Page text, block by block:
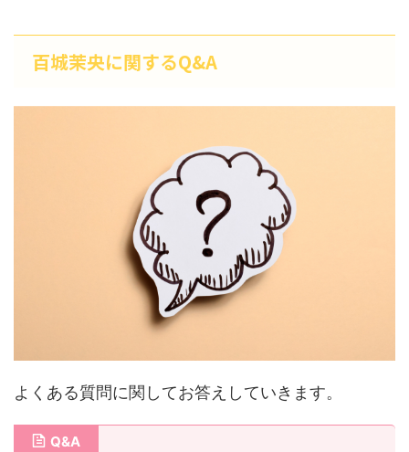
百城茉央に関するQ&A
よくある質問に関してお答えしていきます。
Q&A